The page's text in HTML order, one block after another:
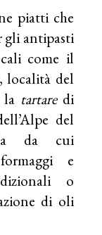
piatti che
gli antipasti
come il
località del
la tartaredi
del
da cui
e
o
di oli